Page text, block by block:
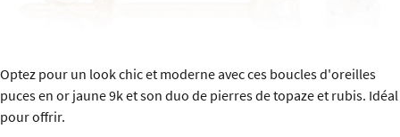
Optez pour un look chic et moderne avec ces boucles d'oreilles
puces en or jaune 9k et son duo de pierres de topaze et rubis. Idéal
pour offrir.